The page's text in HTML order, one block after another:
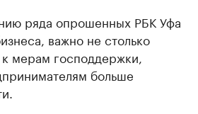
ряда опрошенных РБК Уфа
важно не столько
к мерам господдержки,
больше